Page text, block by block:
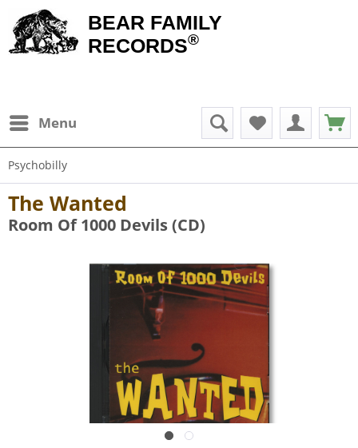
BEAR FAMILY
RECORDS®
Menu
Psychobilly
The Wanted
Room Of 1000 Devils (CD)